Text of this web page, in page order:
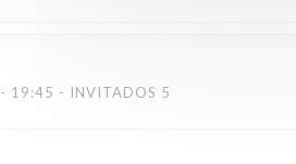
- 19:45 - INVITADOS 5